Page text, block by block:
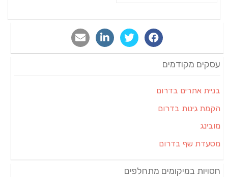
עסקים מקודמים
בניית אתרים בדרום
הקמת גינות בדרום
מובינג
מסעדת שף בדרום
חסויות במיקומים מתחלפים